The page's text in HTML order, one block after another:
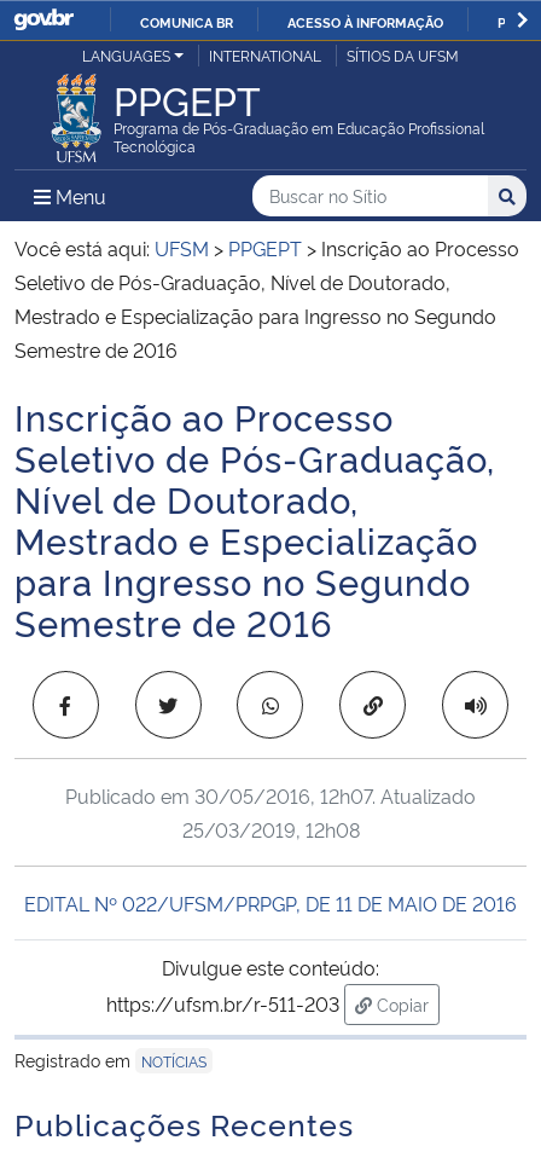
IR
O
COMUNICA BR ACESSO À INFORMAÇÃO
Ministério da Justiça e Segurança Pública
Ministério da Defesa
Ministério das Relações Exteriores
Ministério da Economia
Ministério da Agricultura, Pecuária e Abastecimento
Ministério da Educação
Ministério da Cidadania
Ministério da Saúde
Ministério de Minas e Energia
Ministério da Ciência, Tecnologia, Inovações e Comunicações
Ministério do Desenvolvimento Regional
Controladoria-Geral da União
Ministério da Mulher, da Família e dos Direitos Humanos
Secretaria-Geral
LANGUAGES INTERNATIONAL SÍTIOS DA UFSM
PPGEPT
Programa de Pós-Graduação em Educação Profissional
Tecnológica
Menu Menu Principal do Sítio
Busca
Buscar no no Sítio
Busca:
Você está aqui: UFSM > PPGEPT > Inscrição ao Processo
Seletivo de Pós-Graduação, Nível de Doutorado,
Mestrado e Especialização para Ingresso no Segundo
Semestre de 2016
Início do conteúdo
Inscrição ao Processo
Seletivo de Pós-Graduação,
Nível de Doutorado,
Mestrado e Especialização
para Ingresso no Segundo
Semestre de 2016
Copiar para área
Publicado em 30/05/2016, 12h07. Atualizado
25/03/2019, 12h08
EDITAL Nº 022/UFSM/PRPGP, DE 11 DE MAIO DE 2016
Divulgue este conteúdo:
https://ufsm.br/r-511-203
Copiar
para área de
Registrado em
NOTÍCIAS
Publicações Recentes